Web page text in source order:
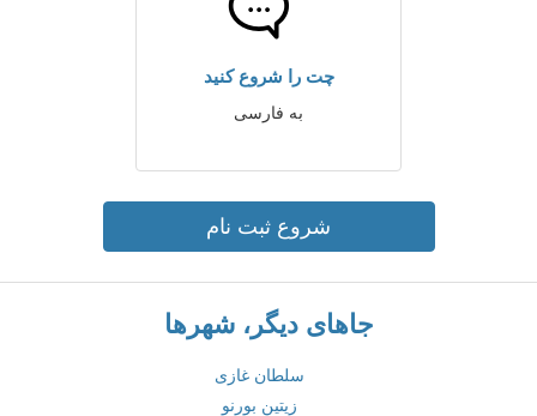
چت را شروع کنید
به فارسی
شروع ثبت نام
جاهای دیگر، شهرها
سلطان غازی
زیتین بورنو